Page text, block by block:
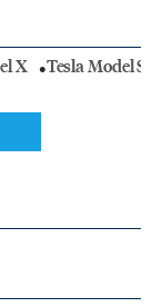
X Tesla Model S